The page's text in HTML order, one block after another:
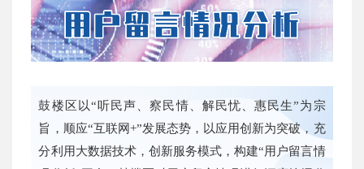
鼓楼区以“听民声、察民情、解民忧、惠民生”为宗
旨，顺应“互联网+”发展态势，以应用创新为突破，充
分利用大数据技术，创新服务模式，构建“用户留言情